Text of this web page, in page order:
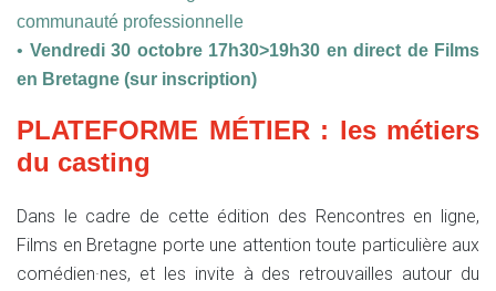
communauté professionnelle
• Vendredi 30 octobre 17h30>19h30 en direct de Films
en Bretagne (sur inscription)
PLATEFORME MÉTIER : les métiers
du casting
Dans le cadre de cette édition des Rencontres en ligne,
Films en Bretagne porte une attention toute particulière aux
comédien·nes, et les invite à des retrouvailles autour du